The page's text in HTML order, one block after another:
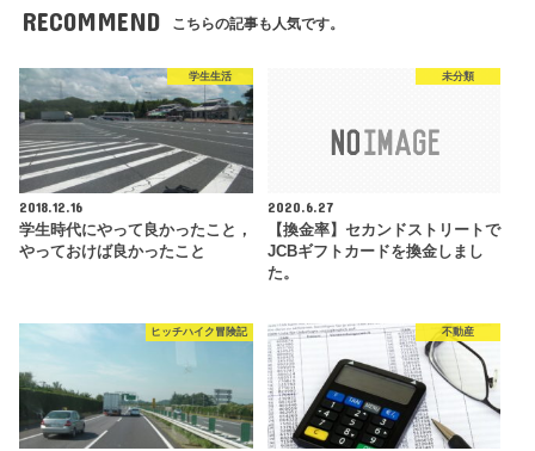
RECOMMEND こちらの記事も人気です。
学生生活
2018.12.16
学生時代にやって良かったこと，
やっておけば良かったこと
未分類
2020.6.27
【換金率】セカンドストリートで
JCBギフトカードを換金しまし
た。
ヒッチハイク冒険記 不動産